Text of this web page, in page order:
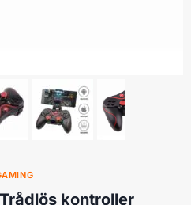
kontroller